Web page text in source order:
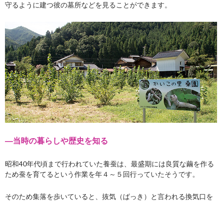
守るように建つ彼の墓所などを見ることができます。
―当時の暮らしや歴史を知る
昭和40年代頃まで行われていた養蚕は、 最盛期には良質な繭を作る
ため蚕を育てるという作業を年４～５回行っていたそうです。
そのため集落を歩いていると、抜気（ばっき）と言われる換気口を